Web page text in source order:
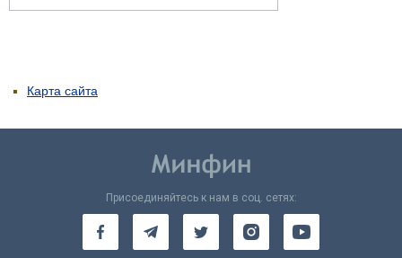
Карта сайта
Присоединяйтесь к нам в соц. сетях: